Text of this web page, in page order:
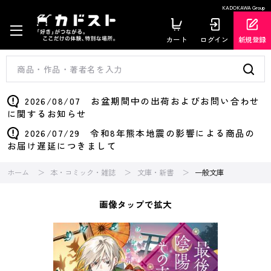
KADOKAWA Group
カート ログイン 新規登録
2026/08/07 お盆期間中の出荷およびお問い合わせ
に関するお知らせ
2026/07/29 令和8年熊本地震の影響による商品の
お届け遅延につきまして
ホーム 本・コミック・雑誌 文庫・新書 一般文庫
画像タップで拡大